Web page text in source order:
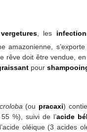
vergetures , les
amazonienne,
rêve doit être vendue,
pour
(ou pracaxi)
%), suivi de l’acide
oléique (3 acides